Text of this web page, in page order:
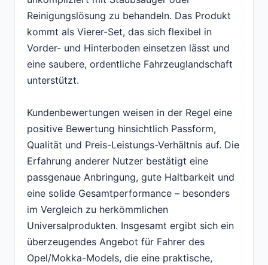
Reinigungslösung zu behandeln. Das Produkt
kommt als Vierer-Set, das sich flexibel in
Vorder- und Hinterboden einsetzen lässt und
eine saubere, ordentliche Fahrzeuglandschaft
unterstützt.
Kundenbewertungen weisen in der Regel eine
positive Bewertung hinsichtlich Passform,
Qualität und Preis-Leistungs-Verhältnis auf. Die
Erfahrung anderer Nutzer bestätigt eine
passgenaue Anbringung, gute Haltbarkeit und
eine solide Gesamtperformance – besonders
im Vergleich zu herkömmlichen
Universalprodukten. Insgesamt ergibt sich ein
überzeugendes Angebot für Fahrer des
Opel/Mokka-Models, die eine praktische,